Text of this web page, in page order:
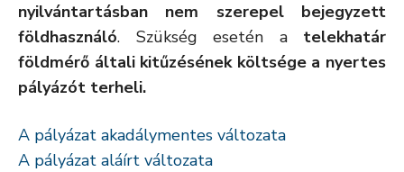
nyilvántartásban nem szerepel bejegyzett
földhasználó. Szükség esetén atelekhatár
földmérő általi kitűzésének költsége a nyertes
pályázót terheli.
A pályázat akadálymentes változata
A pályázat aláírt változata